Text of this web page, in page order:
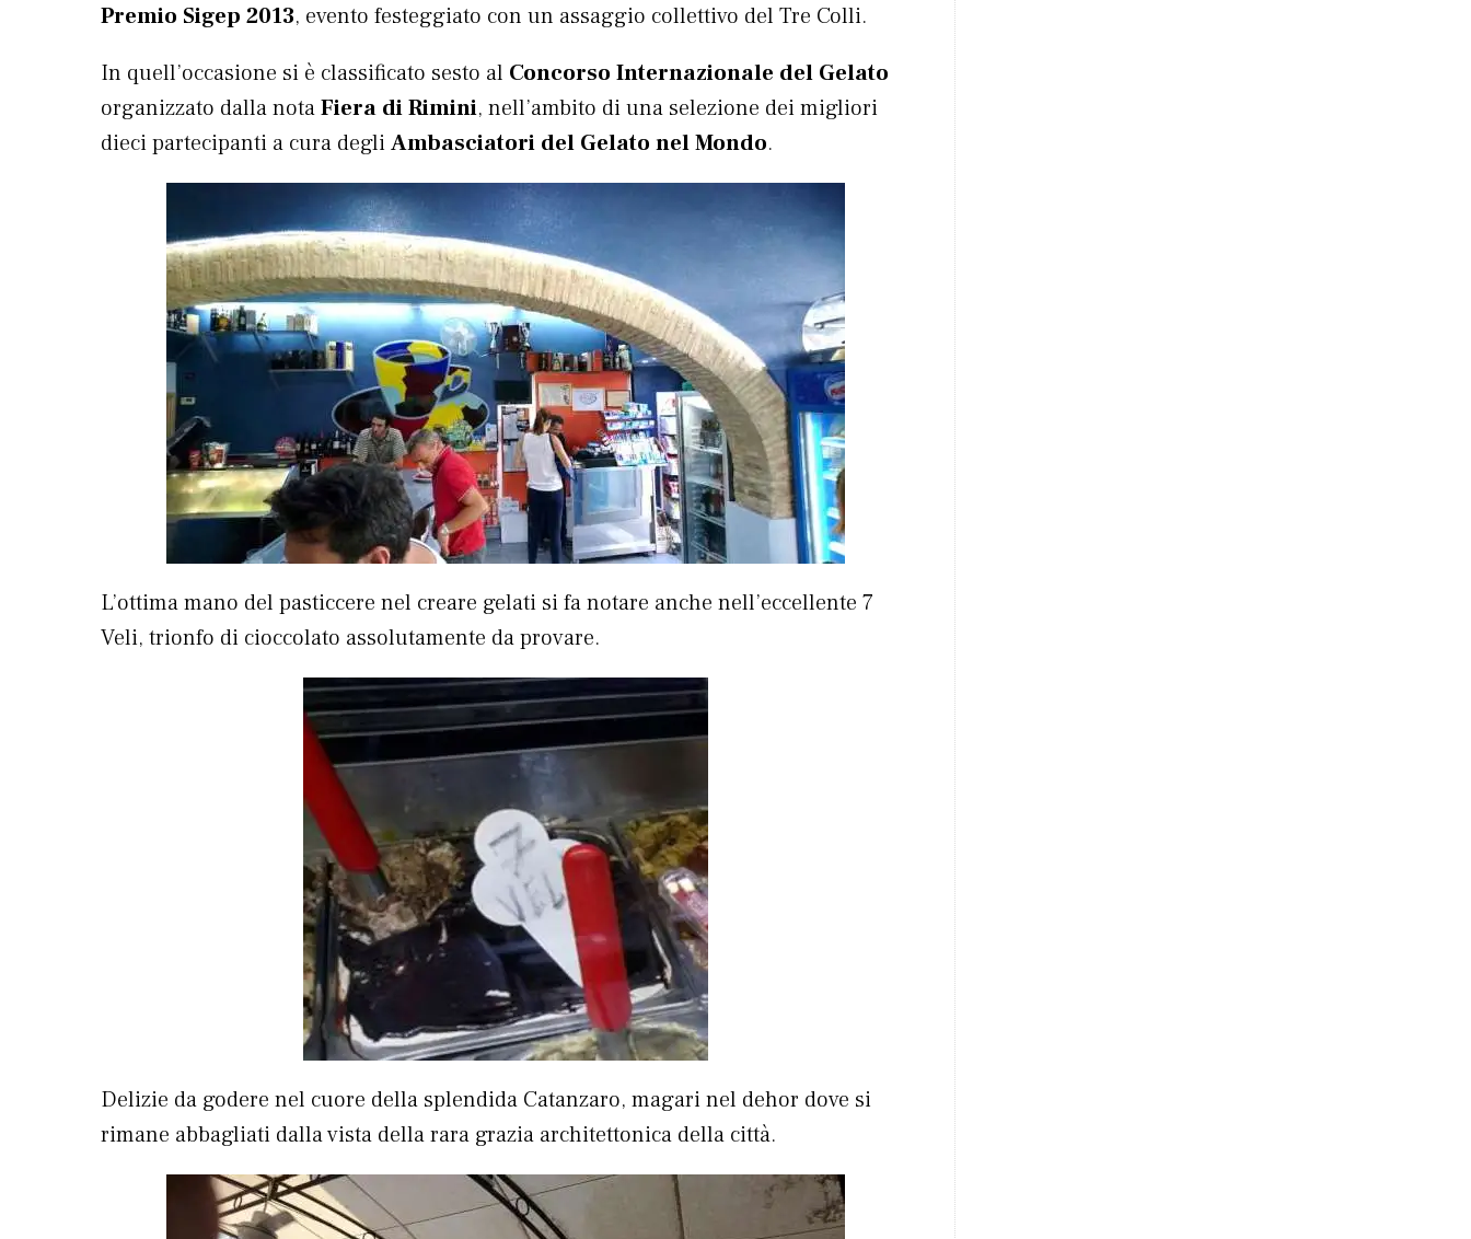
Premio Sigep 2013, evento festeggiato con un assaggio collettivo del Tre Colli.
In quell’occasione si è classificato sesto al Concorso Internazionale del Gelato
organizzato dalla notaFiera di Rimini, nell’ambito di una selezione dei migliori
dieci partecipanti a cura degliAmbasciatori del Gelato nel Mondo.
L’ottima mano del pasticcere nel creare gelati si fa notare anche nell’eccellente 7
Veli, trionfo di cioccolato assolutamente da provare.
Delizie da godere nel cuore della splendida Catanzaro, magari nel dehor dove si
rimane abbagliati dalla vista della rara grazia architettonica della città.